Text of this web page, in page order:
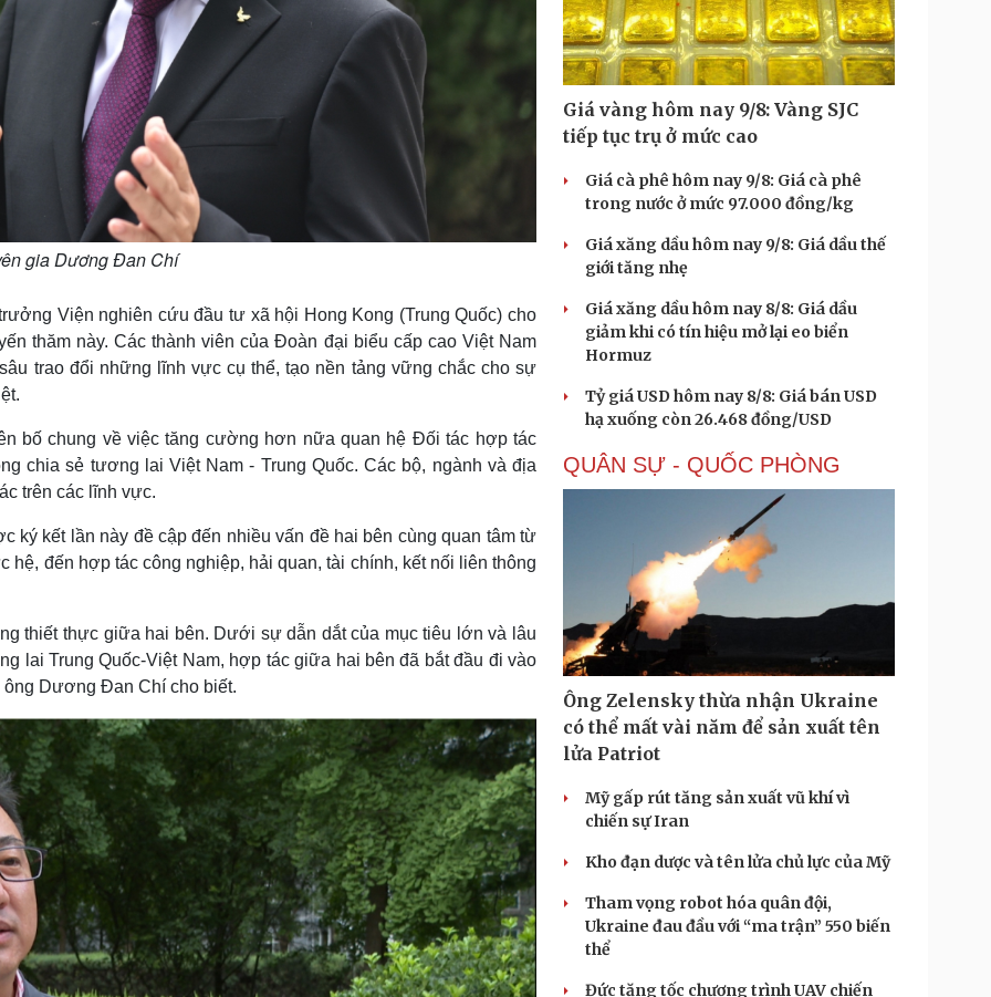
gia Dương Đan Chí
Viện nghiên cứu đầu tư xã hội Hong Kong (Trung Quốc) cho
thăm này. Các thành viên của Đoàn đại biểu cấp cao Việt Nam
trao đổi những lĩnh vực cụ thể, tạo nền tảng vững chắc cho sự
bố chung về việc tăng cường hơn nữa quan hệ Đối tác hợp tác
chia sẻ tương lai Việt Nam - Trung Quốc. Các bộ, ngành và địa
trên các lĩnh vực.
kết lần này đề cập đến nhiều vấn đề hai bên cùng quan tâm từ
đến hợp tác công nghiệp, hải quan, tài chính, kết nối liên thông
thiết thực giữa hai bên. Dưới sự dẫn dắt của mục tiêu lớn và lâu
lai Trung Quốc-Việt Nam, hợp tác giữa hai bên đã bắt đầu đi vào
Dương Đan Chí cho biết.
Giá vàng hôm nay 9/8: Vàng SJC
tiếp tục trụ ở mức cao
Giá cà phê hôm nay 9/8: Giá cà phê
trong nước ở mức 97.000 đồng/kg
Giá xăng dầu hôm nay 9/8: Giá dầu thế
giới tăng nhẹ
Giá xăng dầu hôm nay 8/8: Giá dầu
giảm khi có tín hiệu mở lại eo biển
Hormuz
Tỷ giá USD hôm nay 8/8: Giá bán USD
hạ xuống còn 26.468 đồng/USD
QUÂN SỰ - QUỐC PHÒNG
Ông Zelensky thừa nhận Ukraine
có thể mất vài năm để sản xuất tên
lửa Patriot
Mỹ gấp rút tăng sản xuất vũ khí vì
chiến sự Iran
Kho đạn dược và tên lửa chủ lực của Mỹ
Tham vọng robot hóa quân đội,
Ukraine đau đầu với “ma trận” 550 biến
thể
Đức tăng tốc chương trình UAV chiến